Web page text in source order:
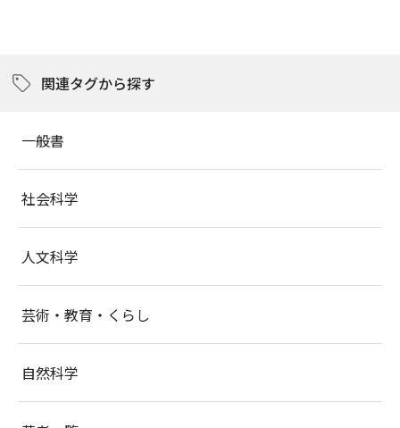
関連タグから探す
一般書
社会科学
人文科学
芸術・教育・くらし
自然科学